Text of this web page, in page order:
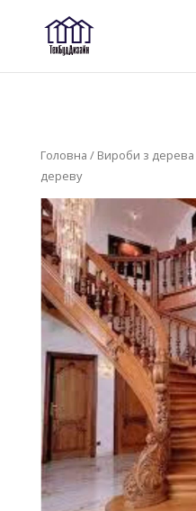
Головна / Вироби з дерева
дереву